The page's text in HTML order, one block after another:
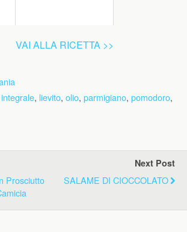
VAI ALLA RICETTA >>
integrale, lievito, olio, parmigiano, pomodoro,
Prosciutto
Next Post
SALAME DI CIOCCOLATO